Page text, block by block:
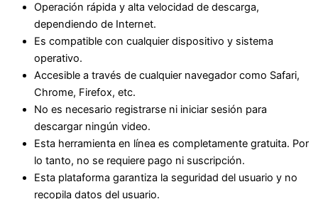
Operación rápida y alta velocidad de descarga,
dependiendo de Internet.
Es compatible con cualquier dispositivo y sistema
operativo.
Accesible a través de cualquier navegador como Safari,
Chrome, Firefox, etc.
No es necesario registrarse ni iniciar sesión para
descargar ningún video.
Esta herramienta en línea es completamente gratuita. Por
lo tanto, no se requiere pago ni suscripción.
Esta plataforma garantiza la seguridad del usuario y no
recopila datos del usuario.